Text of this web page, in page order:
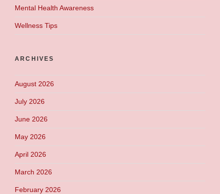
Mental Health Awareness
Wellness Tips
ARCHIVES
August 2026
July 2026
June 2026
May 2026
April 2026
March 2026
February 2026